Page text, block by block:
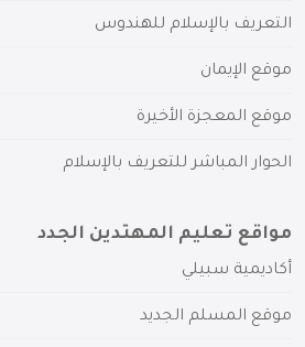
التعريف بالإسلام للهندوس
موقع الإيمان
موقع المعجزة الأخيرة
الحوار المباشر للتعريف بالإسلام
مواقع تعليم المهتدين الجدد
أكاديمية سبيلي
موقع المسلم الجديد